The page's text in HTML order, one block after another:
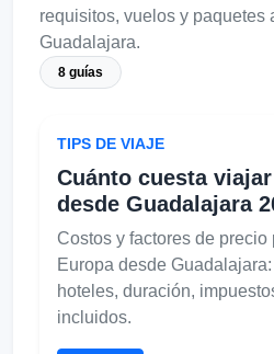
requisitos, vuelos y paquetes
Guadalajara.
8 guías
TIPS DE VIAJE
Cuánto cuesta
desde Guadalajara
Costos y factores de precio
Europa desde
hoteles, duración,
incluidos.